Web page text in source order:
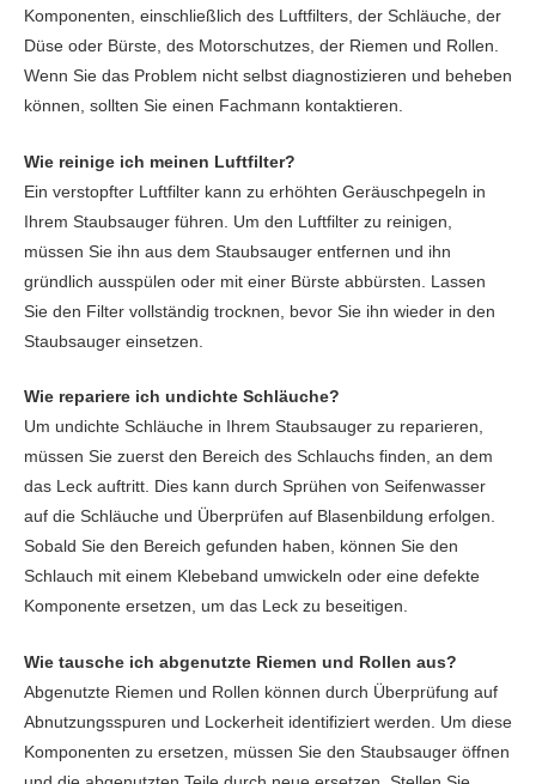
Komponenten, einschließlich des Luftfilters, der Schläuche, der
Düse oder Bürste, des Motorschutzes, der Riemen und Rollen.
Wenn Sie das Problem nicht selbst diagnostizieren und beheben
können, sollten Sie einen Fachmann kontaktieren.
Wie reinige ich meinen Luftfilter?
Ein verstopfter Luftfilter kann zu erhöhten Geräuschpegeln in
Ihrem Staubsauger führen. Um den Luftfilter zu reinigen,
müssen Sie ihn aus dem Staubsauger entfernen und ihn
gründlich ausspülen oder mit einer Bürste abbürsten. Lassen
Sie den Filter vollständig trocknen, bevor Sie ihn wieder in den
Staubsauger einsetzen.
Wie repariere ich undichte Schläuche?
Um undichte Schläuche in Ihrem Staubsauger zu reparieren,
müssen Sie zuerst den Bereich des Schlauchs finden, an dem
das Leck auftritt. Dies kann durch Sprühen von Seifenwasser
auf die Schläuche und Überprüfen auf Blasenbildung erfolgen.
Sobald Sie den Bereich gefunden haben, können Sie den
Schlauch mit einem Klebeband umwickeln oder eine defekte
Komponente ersetzen, um das Leck zu beseitigen.
Wie tausche ich abgenutzte Riemen und Rollen aus?
Abgenutzte Riemen und Rollen können durch Überprüfung auf
Abnutzungsspuren und Lockerheit identifiziert werden. Um diese
Komponenten zu ersetzen, müssen Sie den Staubsauger öffnen